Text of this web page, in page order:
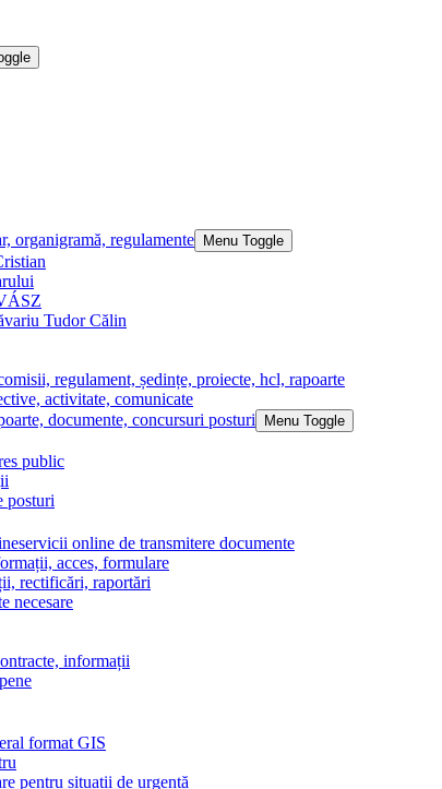
organigramă, regulamente Menu Toggle
Tudor Călin
regulament, ședințe, proiecte, hcl, rapoarte
activitate, comunicate
documente, concursuri posturi Menu Toggle
public
posturi
servicii online de transmitere documente
acces, formulare
rectificări, raportări
necesare
informații
format GIS
pentru situații de urgență